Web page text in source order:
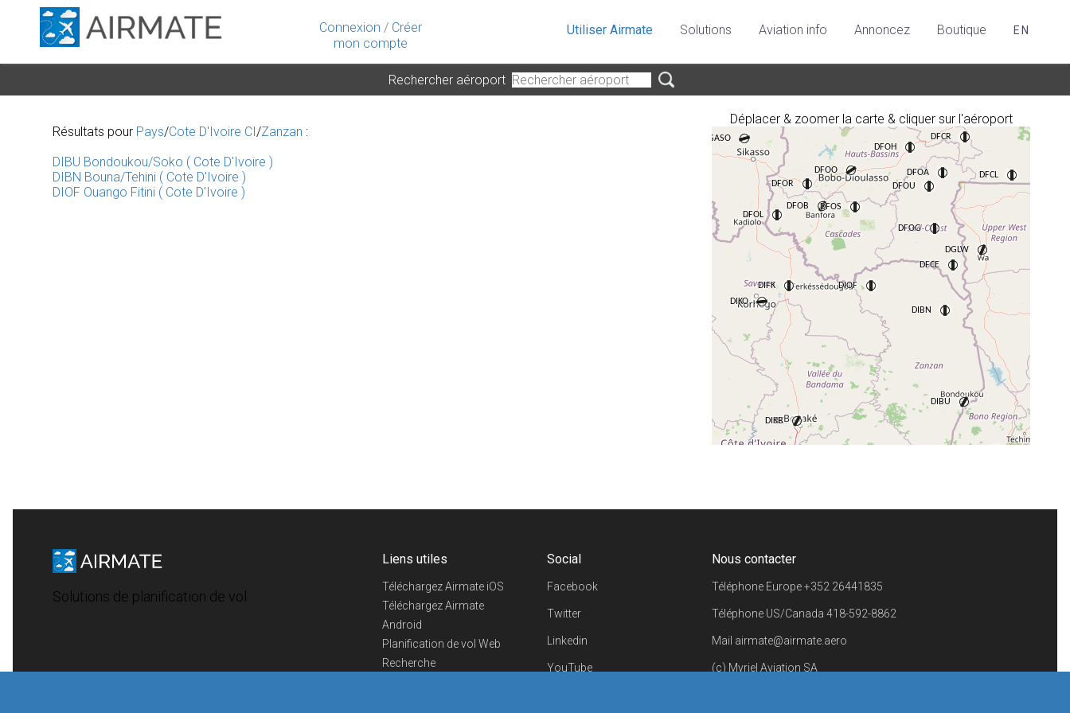
Connexion / Créer
mon compte
Utiliser Airmate Solutions Aviation info Annoncez Boutique EN
Rechercher aéroport
Déplacer & zoomer la carte & cliquer sur l'aéroport
©OpenStreetMapcontributors.
Résultats pour Pays/Cote D'Ivoire CI/Zanzan :
DIBU Bondoukou/Soko ( Cote D'Ivoire )
DIBN Bouna/Tehini ( Cote D'Ivoire )
DIOF Ouango Fitini ( Cote D'Ivoire )
Solutions de planification de vol
Liens utiles
Téléchargez Airmate iOS
Téléchargez Airmate
Android
Planification de vol Web
Recherche
Social
Facebook
Twitter
Linkedin
YouTube
Nous contacter
Téléphone Europe+352 26441835
Téléphone US/Canada 418-592-8862
Mail airmate@airmate.aero
(c) Myriel Aviation SA